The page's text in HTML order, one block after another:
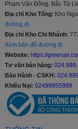
thoải mái lựa chọn sản
lượng lớn khách hàng
cấp hay cao cấp.
Chế độ bảo hành
Thời gian bảo hành
20 năm với máy nén,
Các công nghệ nổi
Công nghệ làm
Diệt khuẩn, khử
Phạm Văn Đồng, Bắc Từ
Địa chỉ Kho Tổng: Kho
đường đi
Địa chỉ Kho Chi Nhánh:
Xem bản đồ đường đi
Website: https://
Tư vấn bán hàng:
Bảo Hành - CSKH:
Khiếu Nại: 02499955999